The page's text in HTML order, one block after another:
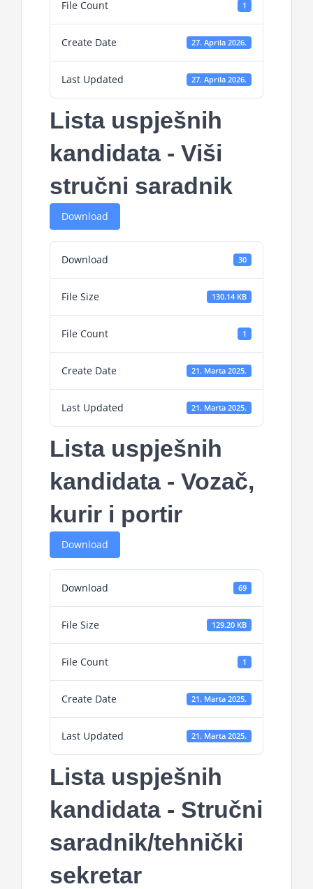
Novosti
File Count 1
Create Date 27. Aprila 2026.
Last Updated 27. Aprila 2026.
Lista uspješnih
kandidata - Viši
stručni saradnik
Download
Download 30
File Size 130.14 KB
File Count 1
Create Date 21. Marta 2025.
Last Updated 21. Marta 2025.
Lista uspješnih
kandidata - Vozač,
kurir i portir
Download
Download 69
File Size 129.20 KB
File Count 1
Create Date 21. Marta 2025.
Last Updated 21. Marta 2025.
Lista uspješnih
kandidata - Stručni
saradnik/tehnički
sekretar